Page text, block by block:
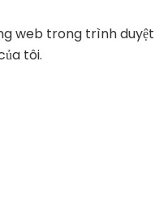
web trong trình duyệt
tôi.